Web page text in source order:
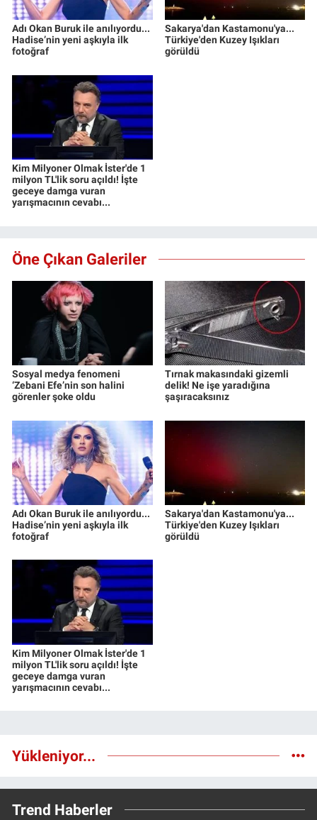
Adı Okan Buruk ile anılıyordu...
Hadise’nin yeni aşkıyla ilk
fotoğraf
Sakarya'dan Kastamonu'ya...
Türkiye'den Kuzey Işıkları
görüldü
Kim Milyoner Olmak İster'de 1
milyon TL'lik soru açıldı! İşte
geceye damga vuran
yarışmacının cevabı...
Öne Çıkan Galeriler
Sosyal medya fenomeni
‘Zebani Efe’nin son halini
görenler şoke oldu
Tırnak makasındaki gizemli
delik! Ne işe yaradığına
şaşıracaksınız
Adı Okan Buruk ile anılıyordu...
Hadise’nin yeni aşkıyla ilk
fotoğraf
Sakarya'dan Kastamonu'ya...
Türkiye'den Kuzey Işıkları
görüldü
Kim Milyoner Olmak İster'de 1
milyon TL'lik soru açıldı! İşte
geceye damga vuran
yarışmacının cevabı...
Yükleniyor...
Trend Haberler